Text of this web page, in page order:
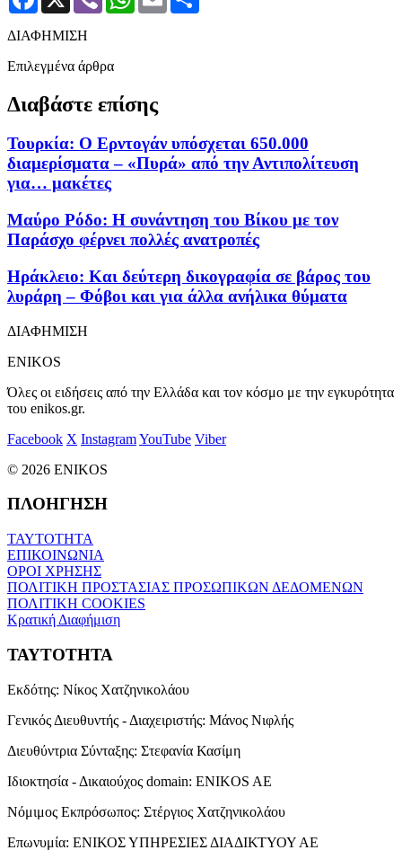
ΔΙΑΦΗΜΙΣΗ
Επιλεγμένα άρθρα
Διαβάστε επίσης
Τουρκία: Ο Ερντογάν υπόσχεται 650.000
διαμερίσματα – «Πυρά» από την Αντιπολίτευση
για… μακέτες
Μαύρο Ρόδο: Η συνάντηση του Βίκου με τον
Παράσχο φέρνει πολλές ανατροπές
Ηράκλειο: Και δεύτερη δικογραφία σε βάρος του
λυράρη – Φόβοι και για άλλα ανήλικα θύματα
ΔΙΑΦΗΜΙΣΗ
ENIKOS
Όλες οι ειδήσεις από την Ελλάδα και τον κόσμο με την εγκυρότητα
του enikos.gr.
Facebook X InstagramYouTube Viber
© 2026 ENIKOS
ΠΛΟΗΓΗΣΗ
ΤΑΥΤΟΤΗΤΑ
ΕΠΙΚΟΙΝΩΝΙΑ
ΟΡΟΙ ΧΡΗΣΗΣ
ΠΟΛΙΤΙΚΗ ΠΡΟΣΤΑΣΙΑΣ ΠΡΟΣΩΠΙΚΩΝ ΔΕΔΟΜΕΝΩΝ
ΠΟΛΙΤΙΚΗ COOKIES
Κρατική Διαφήμιση
ΤΑΥΤΟΤΗΤΑ
Εκδότης: Νίκος Χατζηνικολάου
Γενικός Διευθυντής - Διαχειριστής: Μάνος Νιφλής
Διευθύντρια Σύνταξης: Στεφανία Κασίμη
Ιδιοκτησία - Δικαιούχος domain: ENIKOS AE
Νόμιμος Εκπρόσωπος: Στέργιος Χατζηνικολάου
Επωνυμία: ΕΝΙΚΟΣ ΥΠΗΡΕΣΙΕΣ ΔΙΑΔΙΚΤΥΟΥ ΑΕ